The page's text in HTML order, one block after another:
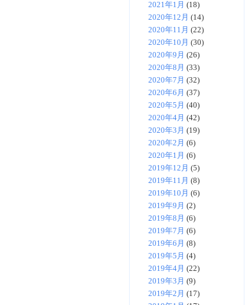
2021年1月 (18)
2020年12月 (14)
2020年11月 (22)
2020年10月 (30)
2020年9月 (26)
2020年8月 (33)
2020年7月 (32)
2020年6月 (37)
2020年5月 (40)
2020年4月 (42)
2020年3月 (19)
2020年2月 (6)
2020年1月 (6)
2019年12月 (5)
2019年11月 (8)
2019年10月 (6)
2019年9月 (2)
2019年8月 (6)
2019年7月 (6)
2019年6月 (8)
2019年5月 (4)
2019年4月 (22)
2019年3月 (9)
2019年2月 (17)